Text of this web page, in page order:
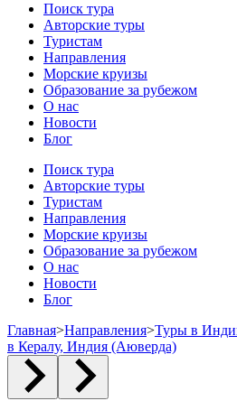
Поиск тура
Авторские туры
Туристам
Направления
Морские круизы
Образование за рубежом
О нас
Новости
Блог
Поиск тура
Авторские туры
Туристам
Направления
Морские круизы
Образование за рубежом
О нас
Новости
Блог
Главная>Направления>Туры в
в Кералу, Индия (Аюверда)